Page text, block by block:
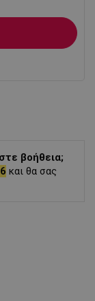
βοήθεια;
και θα σας